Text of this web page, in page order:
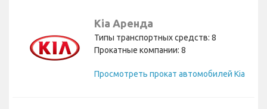
Kia Аренда
Типы транспортных средств: 8
Прокатные компании: 8
Просмотреть прокат автомобилей Kia